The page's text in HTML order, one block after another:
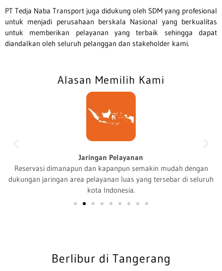
PT Tedja Naba Transport juga didukung oleh SDM yang profesional
untuk menjadi perusahaan berskala Nasional yang berkualitas
untuk memberikan pelayanan yang terbaik sehingga dapat
diandalkan oleh seluruh pelanggan dan stakeholder kami.
Alasan Memilih Kami
Jaringan Pelayanan
Reservasi dimanapun dan kapanpun semakin mudah dengan
dukungan jaringan area pelayanan luas yang tersebar di seluruh
kota Indonesia.
Berlibur di Tangerang